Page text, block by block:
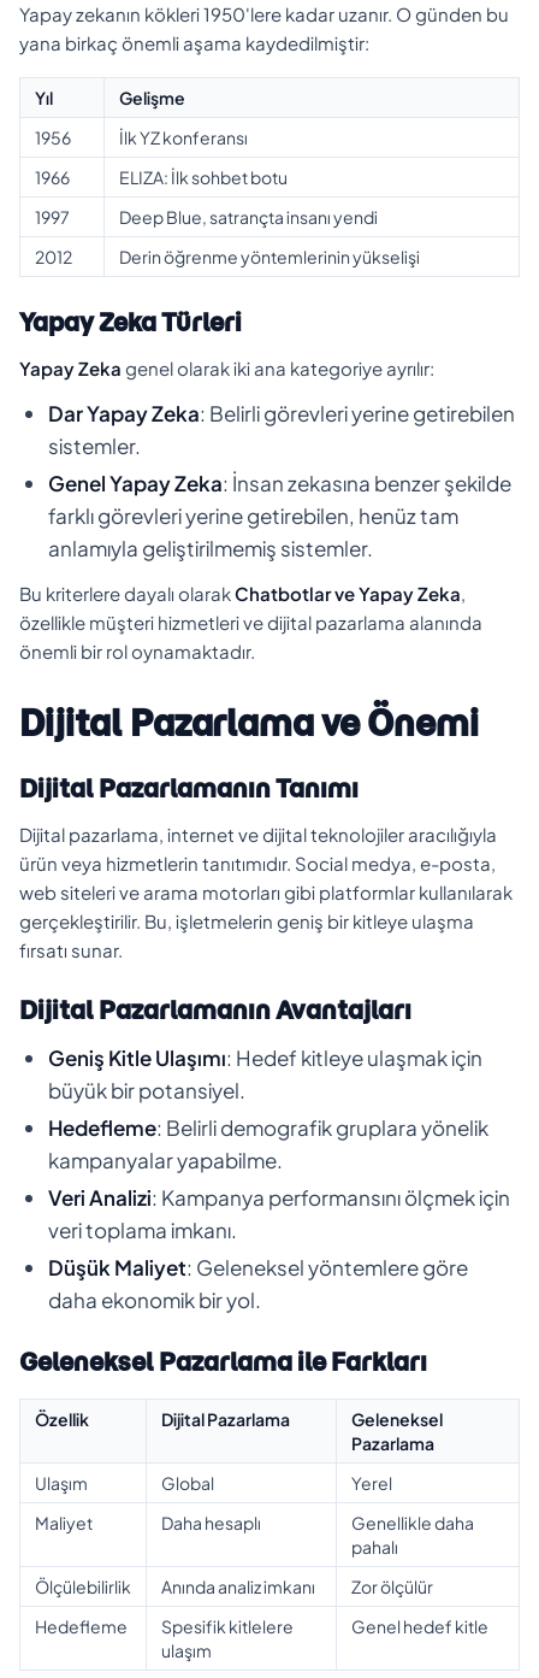
Yapay zekanın kökleri 1950'lere kadar uzanır. O günden bu
yana birkaç önemli aşama kaydedilmiştir:
Yıl
Gelişme
1956
İlk YZ konferansı
1966
ELIZA: İlk sohbet botu
1997
Deep Blue, satrançta insanı yendi
2012
Derin öğrenme yöntemlerinin yükselişi
Yapay Zeka Türleri
Yapay Zeka genel olarak iki ana kategoriye ayrılır:
Dar Yapay Zeka: Belirli görevleri yerine getirebilen
sistemler.
Genel Yapay Zeka: İnsan zekasına benzer şekilde
farklı görevleri yerine getirebilen, henüz tam
anlamıyla geliştirilmemiş sistemler.
Bu kriterlere dayalı olarakChatbotlar ve Yapay Zeka,
özellikle müşteri hizmetleri ve dijital pazarlama alanında
önemli bir rol oynamaktadır.
Dijital Pazarlama ve Önemi
Dijital Pazarlamanın Tanımı
Dijital pazarlama, internet ve dijital teknolojiler aracılığıyla
ürün veya hizmetlerin tanıtımıdır. Social medya, e-posta,
web siteleri ve arama motorları gibi platformlar kullanılarak
gerçekleştirilir. Bu, işletmelerin geniş bir kitleye ulaşma
fırsatı sunar.
Dijital Pazarlamanın Avantajları
Geniş Kitle Ulaşımı: Hedef kitleye ulaşmak için
büyük bir potansiyel.
Hedefleme: Belirli demografik gruplara yönelik
kampanyalar yapabilme.
Veri Analizi: Kampanya performansını ölçmek için
veri toplama imkanı.
Düşük Maliyet: Geleneksel yöntemlere göre
daha ekonomik bir yol.
Geleneksel Pazarlama ile Farkları
Özellik Dijital Pazarlama
Geleneksel
Pazarlama
Ulaşım
Global
Yerel
Maliyet
Daha hesaplı
Genellikle daha
pahalı
Ölçülebilirlik
Anında analiz imkanı
Zor ölçülür
Hedefleme
Spesifik kitlelere
ulaşım
Genel hedef kitle